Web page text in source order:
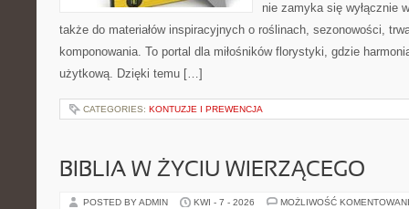
nie zamyka się wyłącznie
także do materiałów inspiracyjnych o roślinach, sezonowości,
komponowania. To portal dla miłośników florystyki, gdzie
użytkową. Dzięki temu […]
CATEGORIES: KONTUZJE I PREWENCJA
BIBLIA W ŻYCIU WIERZĄCEGO
POSTED BY ADMIN KWI - 7 - 2026 MOŻLIWOŚĆ